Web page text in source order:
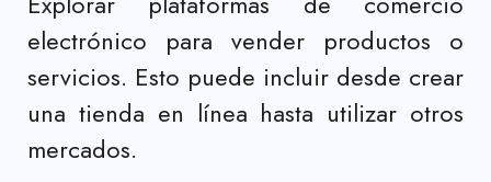
electrónico para vender productos o
servicios. Esto puede incluir desde crear
una tienda en línea hasta utilizar otros
mercados.